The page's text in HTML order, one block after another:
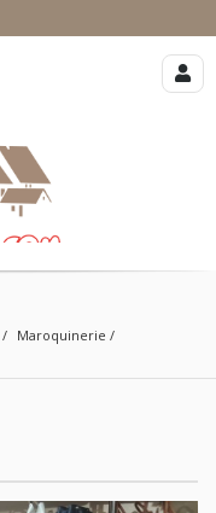
Maroquinerie